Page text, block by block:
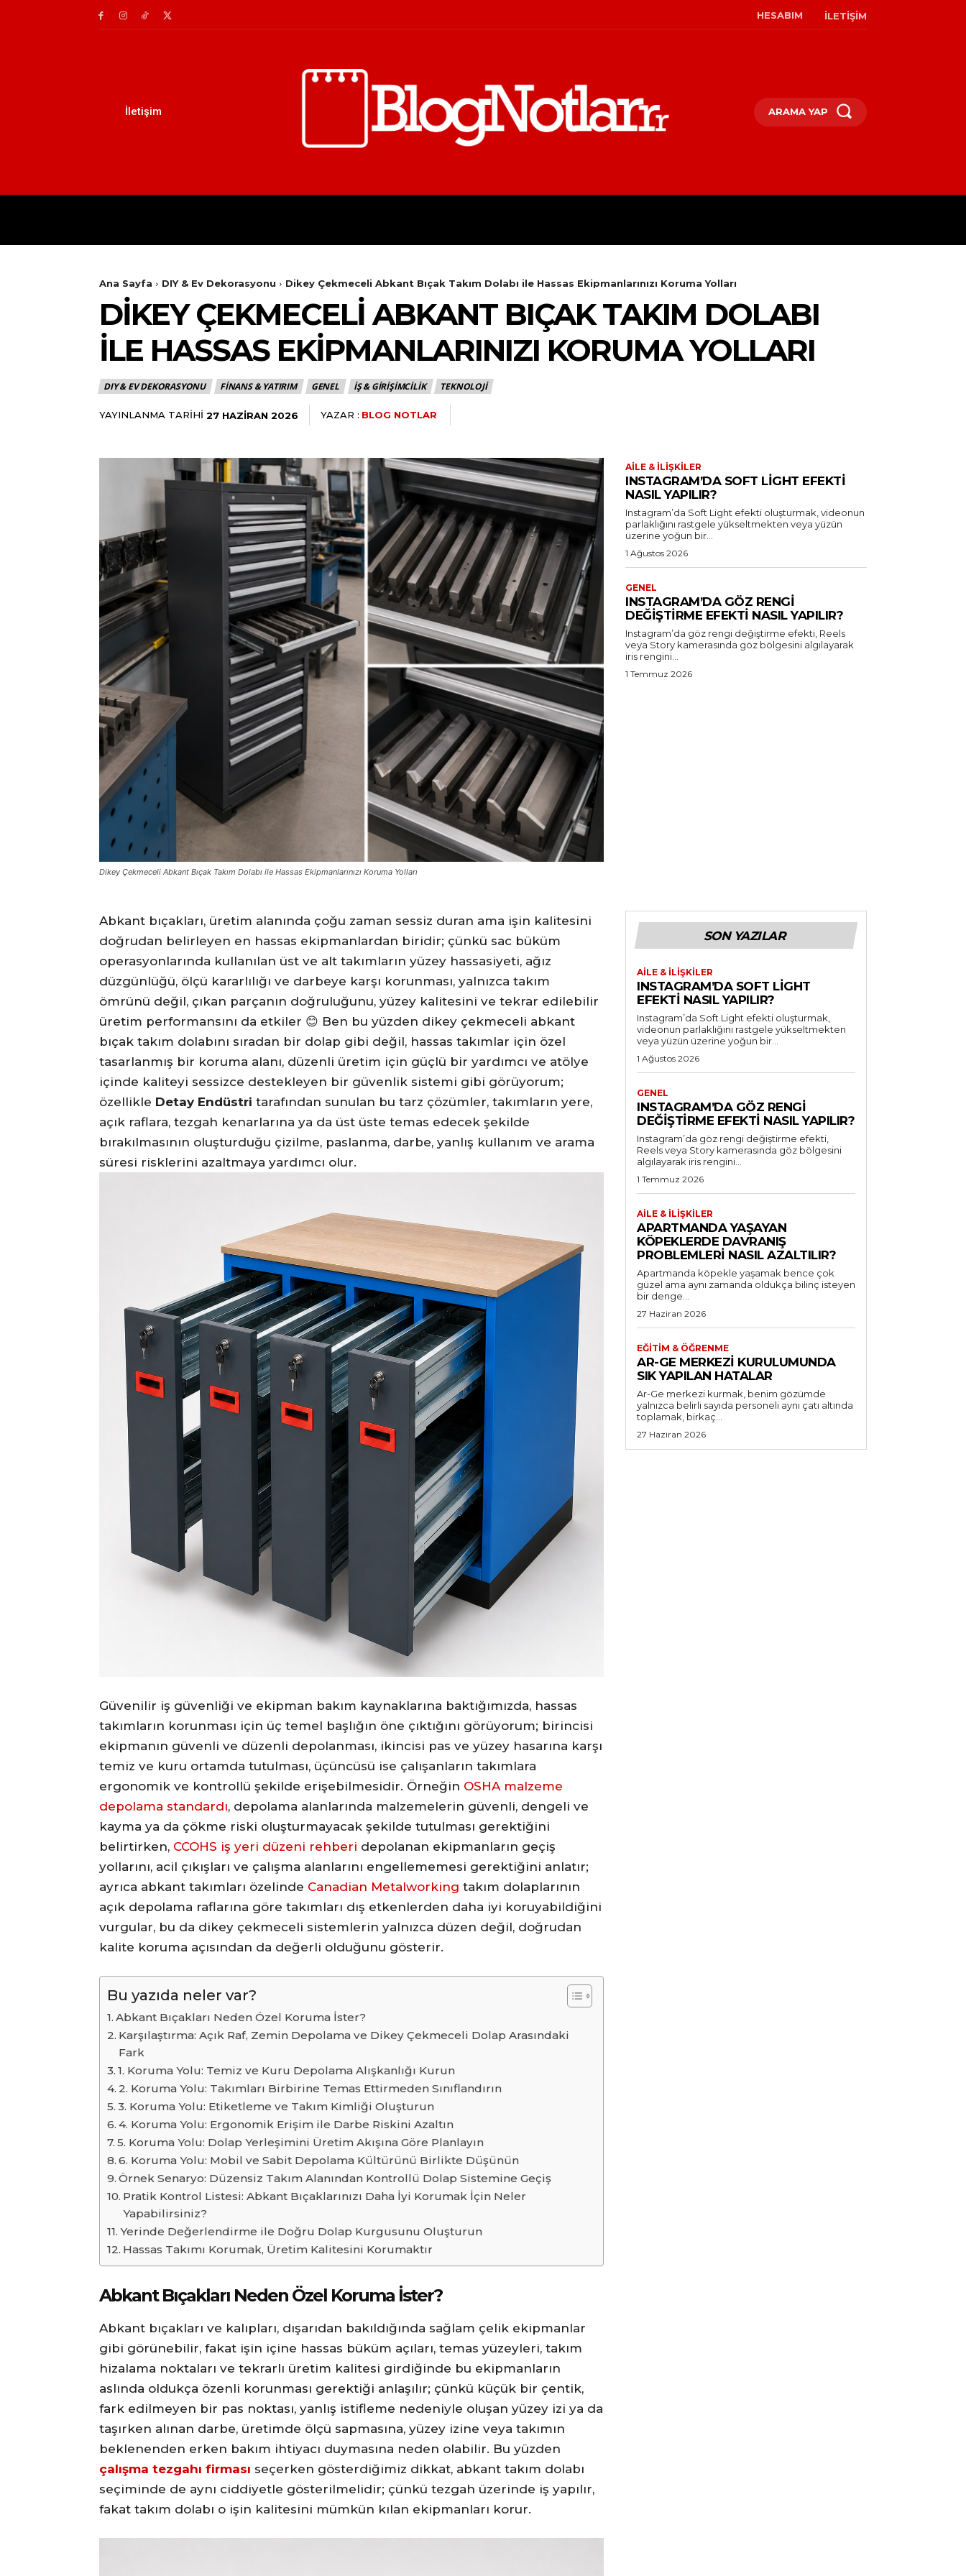
HESABIM İLETIŞIM
İletişim ARAMA YAP
Ana Sayfa DIY & Ev Dekorasyonu Dikey Çekmeceli Abkant Bıçak Takım Dolabı ile Hassas Ekipmanlarınızı Koruma Yolları
DIKEY ÇEKMECELI ABKANT BIÇAK TAKIM DOLABI
ILE HASSAS EKIPMANLARINIZI KORUMA YOLLARI
DIY & EV DEKORASYONU FINANS & YATIRIM GENEL İŞ & GIRIŞIMCILIK TEKNOLOJI
YAYINLANMA TARIHI 27 HAZIRAN 2026 YAZAR : BLOG NOTLAR
Dikey Çekmeceli Abkant Bıçak Takım Dolabı ile Hassas Ekipmanlarınızı Koruma Yolları
AILE & İLIŞKILER
INSTAGRAM’DA SOFT LIGHT EFEKTI
NASIL YAPILIR?
Instagram’da Soft Light efekti oluşturmak, videonun
parlaklığını rastgele yükseltmekten veya yüzün
üzerine yoğun bir...
1 Ağustos 2026
GENEL
INSTAGRAM’DA GÖZ RENGI
DEĞIŞTIRME EFEKTI NASIL YAPILIR?
Instagram’da göz rengi değiştirme efekti, Reels
veya Story kamerasında göz bölgesini algılayarak
iris rengini...
1 Temmuz 2026
Abkant bıçakları, üretim alanında çoğu zaman sessiz duran ama işin kalitesini
doğrudan belirleyen en hassas ekipmanlardan biridir; çünkü sac büküm
operasyonlarında kullanılan üst ve alt takımların yüzey hassasiyeti, ağız
düzgünlüğü, ölçü kararlılığı ve darbeye karşı korunması, yalnızca takım
ömrünü değil, çıkan parçanın doğruluğunu, yüzey kalitesini ve tekrar edilebilir
üretim performansını da etkiler 😊 Ben bu yüzden dikey çekmeceli abkant
bıçak takım dolabını sıradan bir dolap gibi değil, hassas takımlar için özel
tasarlanmış bir koruma alanı, düzenli üretim için güçlü bir yardımcı ve atölye
içinde kaliteyi sessizce destekleyen bir güvenlik sistemi gibi görüyorum;
özellikle Detay Endüstri tarafından sunulan bu tarz çözümler, takımların yere,
açık raflara, tezgah kenarlarına ya da üst üste temas edecek şekilde
bırakılmasının oluşturduğu çizilme, paslanma, darbe, yanlış kullanım ve arama
süresi risklerini azaltmaya yardımcı olur.
Güvenilir iş güvenliği ve ekipman bakım kaynaklarına baktığımızda, hassas
takımların korunması için üç temel başlığın öne çıktığını görüyorum; birincisi
ekipmanın güvenli ve düzenli depolanması, ikincisi pas ve yüzey hasarına karşı
temiz ve kuru ortamda tutulması, üçüncüsü ise çalışanların takımlara
ergonomik ve kontrollü şekilde erişebilmesidir. Örneğin OSHA malzeme
depolama standardı, depolama alanlarında malzemelerin güvenli, dengeli ve
kayma ya da çökme riski oluşturmayacak şekilde tutulması gerektiğini
belirtirken, CCOHS iş yeri düzeni rehberi depolanan ekipmanların geçiş
yollarını, acil çıkışları ve çalışma alanlarını engellememesi gerektiğini anlatır;
ayrıca abkant takımları özelinde Canadian Metalworking takım dolaplarının
açık depolama raflarına göre takımları dış etkenlerden daha iyi koruyabildiğini
vurgular, bu da dikey çekmeceli sistemlerin yalnızca düzen değil, doğrudan
kalite koruma açısından da değerli olduğunu gösterir.
Bu yazıda neler var?
Abkant Bıçakları Neden Özel Koruma İster?
Karşılaştırma: Açık Raf, Zemin Depolama ve Dikey Çekmeceli Dolap Arasındaki
Fark
1. Koruma Yolu: Temiz ve Kuru Depolama Alışkanlığı Kurun
2. Koruma Yolu: Takımları Birbirine Temas Ettirmeden Sınıflandırın
3. Koruma Yolu: Etiketleme ve Takım Kimliği Oluşturun
4. Koruma Yolu: Ergonomik Erişim ile Darbe Riskini Azaltın
5. Koruma Yolu: Dolap Yerleşimini Üretim Akışına Göre Planlayın
6. Koruma Yolu: Mobil ve Sabit Depolama Kültürünü Birlikte Düşünün
Örnek Senaryo: Düzensiz Takım Alanından Kontrollü Dolap Sistemine Geçiş
Pratik Kontrol Listesi: Abkant Bıçaklarınızı Daha İyi Korumak İçin Neler
Yapabilirsiniz?
Yerinde Değerlendirme ile Doğru Dolap Kurgusunu Oluşturun
Hassas Takımı Korumak, Üretim Kalitesini Korumaktır
Abkant Bıçakları Neden Özel Koruma İster?
Abkant bıçakları ve kalıpları, dışarıdan bakıldığında sağlam çelik ekipmanlar
gibi görünebilir, fakat işin içine hassas büküm açıları, temas yüzeyleri, takım
hizalama noktaları ve tekrarlı üretim kalitesi girdiğinde bu ekipmanların
aslında oldukça özenli korunması gerektiği anlaşılır; çünkü küçük bir çentik,
fark edilmeyen bir pas noktası, yanlış istifleme nedeniyle oluşan yüzey izi ya da
taşırken alınan darbe, üretimde ölçü sapmasına, yüzey izine veya takımın
beklenenden erken bakım ihtiyacı duymasına neden olabilir. Bu yüzden
çalışma tezgahı firması seçerken gösterdiğimiz dikkat, abkant takım dolabı
seçiminde de aynı ciddiyetle gösterilmelidir; çünkü tezgah üzerinde iş yapılır,
fakat takım dolabı o işin kalitesini mümkün kılan ekipmanları korur.
SON YAZILAR
AILE & İLIŞKILER
INSTAGRAM’DA SOFT LIGHT
EFEKTI NASIL YAPILIR?
Instagram’da Soft Light efekti oluşturmak,
videonun parlaklığını rastgele yükseltmekten
veya yüzün üzerine yoğun bir...
1 Ağustos 2026
GENEL
INSTAGRAM’DA GÖZ RENGI
DEĞIŞTIRME EFEKTI NASIL YAPILIR?
Instagram’da göz rengi değiştirme efekti,
Reels veya Story kamerasında göz bölgesini
algılayarak iris rengini...
1 Temmuz 2026
AILE & İLIŞKILER
APARTMANDA YAŞAYAN
KÖPEKLERDE DAVRANIŞ
PROBLEMLERI NASIL AZALTILIR?
Apartmanda köpekle yaşamak bence çok
güzel ama aynı zamanda oldukça bilinç isteyen
bir denge...
27 Haziran 2026
EĞITIM & ÖĞRENME
AR-GE MERKEZI KURULUMUNDA
SIK YAPILAN HATALAR
Ar-Ge merkezi kurmak, benim gözümde
yalnızca belirli sayıda personeli aynı çatı altında
toplamak, birkaç...
27 Haziran 2026